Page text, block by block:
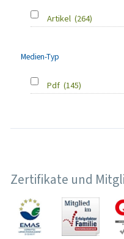
Artikel (264)
Medien-Typ
Pdf (145)
Zertifikate und